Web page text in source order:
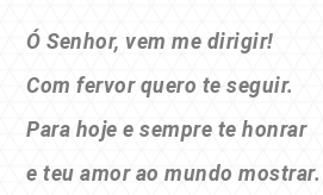
Ó Senhor, vem me dirigir!
Com fervor quero te seguir.
Para hoje e sempre te honrar
e teu amor ao mundo mostrar.